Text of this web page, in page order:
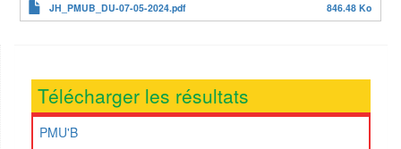
JH_PMUB_DU-07-05-2024.pdf 846.48 Ko
Télécharger les résultats
PMU'B